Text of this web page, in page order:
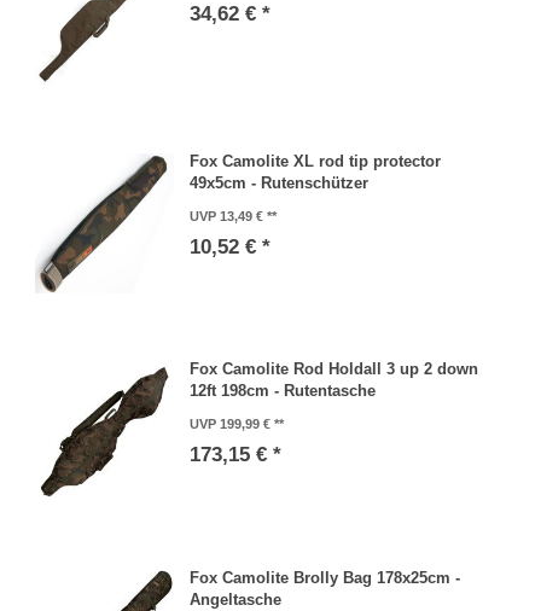
34,62 € *
Fox Camolite XL rod tip protector
49x5cm - Rutenschützer
UVP 13,49 €
10,52 € *
Fox Camolite Rod Holdall 3 up 2 down
12ft 198cm - Rutentasche
UVP 199,99 €
173,15 € *
Fox Camolite Brolly Bag 178x25cm -
Angeltasche